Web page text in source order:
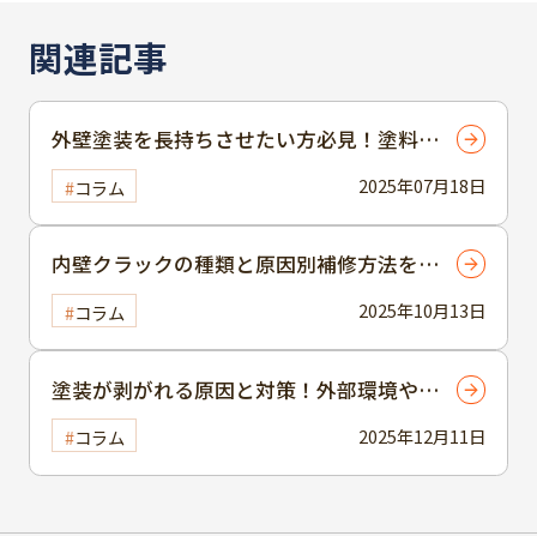
関連記事
2025年07月18日
外壁塗装を長持ちさせたい方必見！塗料の
選び方とメンテナンス方法をご紹介！
コラム
2025年10月13日
内壁クラックの種類と原因別補修方法を解
説
コラム
2025年12月11日
塗装が剥がれる原因と対策！外部環境や塗
料の質が影響を解説
コラム